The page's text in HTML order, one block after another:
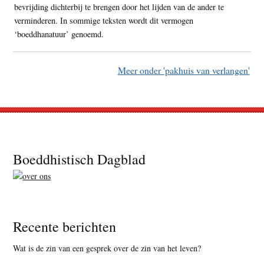
bevrijding dichterbij te brengen door het lijden van de ander te
verminderen. In sommige teksten wordt dit vermogen
‘boeddhanatuur’ genoemd.
Meer onder 'pakhuis van verlangen'
Footer
Boeddhistisch Dagblad
Recente berichten
Wat is de zin van een gesprek over de zin van het leven?